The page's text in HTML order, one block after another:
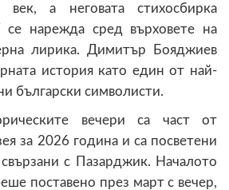
а неговата стихосбирка
се нарежда сред върховете на
лирика. Димитър Бояджиев
история като един от най-
български символисти.
вечери са част от
за 2026 година и са посветени
с Пазарджик. Началото
поставено през март с вечер,